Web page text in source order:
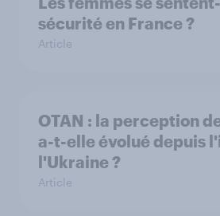
sécurité en France ?
Article
OTAN : la perception
a-t-elle évolué depuis
l'Ukraine ?
Article